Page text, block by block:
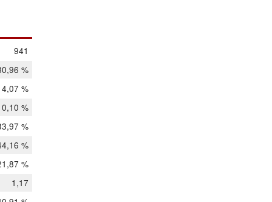
941
%
%
%
%
%
%
1,17